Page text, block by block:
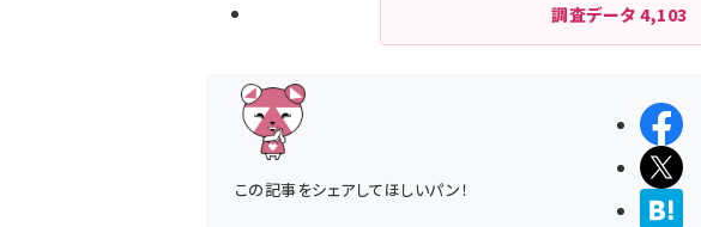
調査データ4,103
この記事をシェアしてほしいパン！